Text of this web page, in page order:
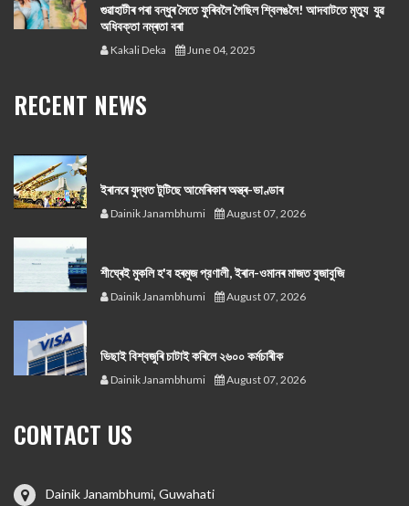
গুৱাহাটীৰ পৰা বন্ধুৰ সৈতে ফুৰিবলৈ গৈছিল শ্বিলঙলৈ! আদবাটতে মৃত্যু যুৱ
অধিবক্তা নম্ৰতা বৰা
Kakali Deka June 04, 2025
RECENT NEWS
ইৰানৰে যুদ্ধত টুটিছে আমেৰিকাৰ অস্ত্ৰ-ভাণ্ডাৰ
Dainik Janambhumi August 07, 2026
শীঘ্ৰেই মুকলি হ'ব হৰমুজ প্রণালী, ইৰান-ওমানৰ মাজত বুজাবুজি
Dainik Janambhumi August 07, 2026
ভিছাই বিশ্বজুৰি চাটাই কৰিলে ২৬০০ কৰ্মচাৰীক
Dainik Janambhumi August 07, 2026
CONTACT US
Dainik Janambhumi, Guwahati